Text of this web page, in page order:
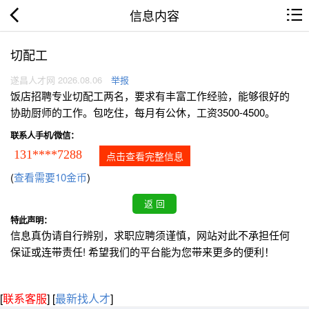
信息内容
切配工
遂昌人才网 2026.08.06 举报
饭店招聘专业切配工两名，要求有丰富工作经验，能够很好的
协助厨师的工作。包吃住，每月有公休，工资3500-4500。
联系人手机/微信：
131****7288 点击查看完整信息
(查看需要10金币)
特此声明：
信息真伪请自行辨别，求职应聘须谨慎，网站对此不承担任何
保证或连带责任! 希望我们的平台能为您带来更多的便利！
[联系客服] [最新找人才]